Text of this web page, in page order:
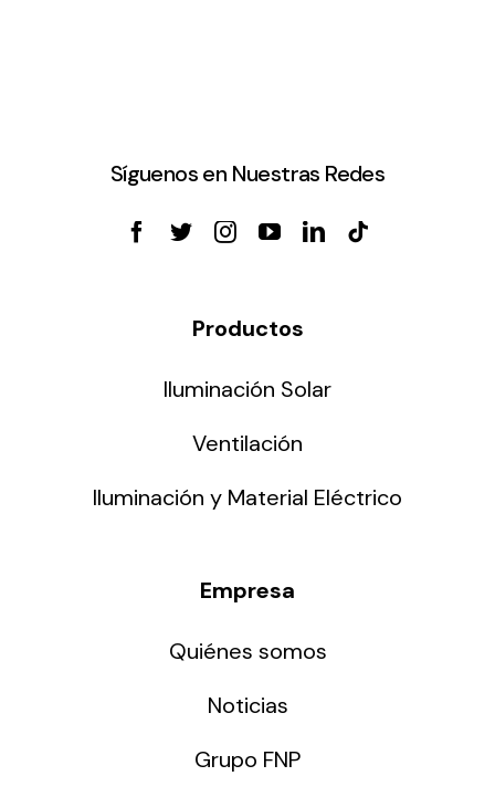
Síguenos en Nuestras Redes
Productos
Iluminación Solar
Ventilación
Iluminación y Material Eléctrico
Empresa
Quiénes somos
Noticias
Grupo FNP